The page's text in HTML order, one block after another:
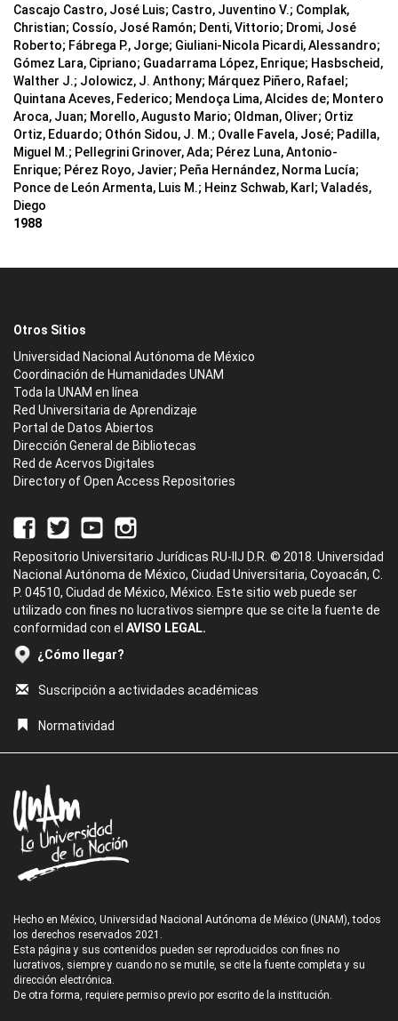
Cascajo Castro, José Luis; Castro, Juventino V.; Complak,
Christian; Cossío, José Ramón; Denti, Vittorio; Dromi, José
Roberto; Fábrega P., Jorge; Giuliani-Nicola Picardi, Alessandro;
Gómez Lara, Cipriano; Guadarrama López, Enrique; Hasbscheid,
Walther J.; Jolowicz, J. Anthony; Márquez Piñero, Rafael;
Quintana Aceves, Federico; Mendoça Lima, Alcides de; Montero
Aroca, Juan; Morello, Augusto Mario; Oldman, Oliver; Ortiz
Ortiz, Eduardo; Othón Sidou, J. M.; Ovalle Favela, José; Padilla,
Miguel M.; Pellegrini Grinover, Ada; Pérez Luna, Antonio-
Enrique; Pérez Royo, Javier; Peña Hernández, Norma Lucía;
Ponce de León Armenta, Luis M.; Heinz Schwab, Karl; Valadés,
Diego
1988
Otros Sitios
Universidad Nacional Autónoma de México
Coordinación de Humanidades UNAM
Toda la UNAM en línea
Red Universitaria de Aprendizaje
Portal de Datos Abiertos
Dirección General de Bibliotecas
Red de Acervos Digitales
Directory of Open Access Repositories
Repositorio Universitario Jurídicas RU-IIJ D.R. © 2018. Universidad
Nacional Autónoma de México, Ciudad Universitaria, Coyoacán, C.
P. 04510, Ciudad de México, México. Este sitio web puede ser
utilizado con fines no lucrativos siempre que se cite la fuente de
conformidad con el AVISO LEGAL.
¿Cómo llegar?
Suscripción a actividades académicas
Normatividad
Hecho en México, Universidad Nacional Autónoma de México (UNAM), todos
los derechos reservados 2021.
Esta página y sus contenidos pueden ser reproducidos con fines no
lucrativos, siempre y cuando no se mutile, se cite la fuente completa y su
dirección electrónica.
De otra forma, requiere permiso previo por escrito de la institución.